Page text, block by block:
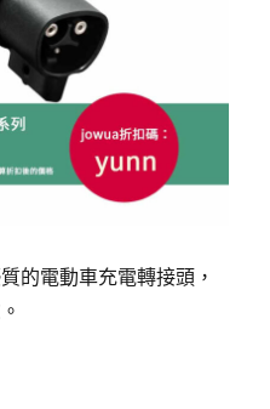
的電動車充電轉接頭，
評價與比較：選擇最優質的